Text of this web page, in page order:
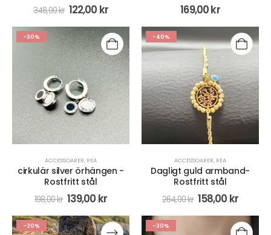
348,00kr 122,00 kr 169,00kr
-30%
ACCESSOARER, REA
cirkulär silver örhängen -
Rostfritt stål
198,00kr 139,00 kr
-40%
ACCESSOARER, REA
Dagligt guld armband-
Rostfritt stål
264,00kr 158,00 kr
-20% -30%